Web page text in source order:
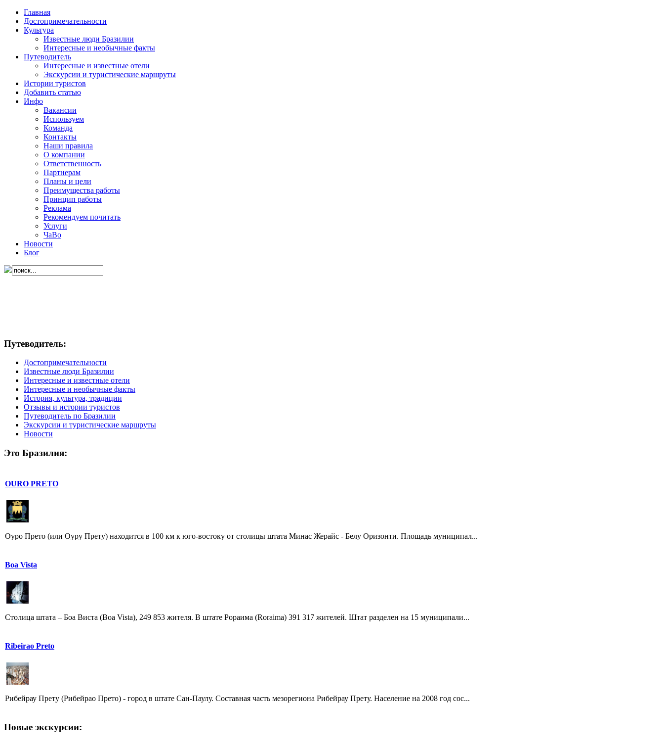
Главная
Достопримечательности
Культура
Известные люди Бразилии
Интересные и необычные факты
Путеводитель
Интересные и известные отели
Экскурсии и туристические маршруты
Истории туристов
Добавить статью
Инфо
Вакансии
Используем
Команда
Контакты
Наши правила
О компании
Ответственность
Партнерам
Планы и цели
Преимущества работы
Принцип работы
Реклама
Рекомендуем почитать
Услуги
ЧаВо
Новости
Блог
Путеводитель:
Достопримечательности
Известные люди Бразилии
Интересные и известные отели
Интересные и необычные факты
История, культура, традиции
Отзывы и истории туристов
Путеводитель по Бразилии
Экскурсии и туристические маршруты
Новости
Это Бразилия:
OURO PRETO
Оуро Прето (или Оуру Прету) находится в 100 км к юго-востоку от столицы штата Минас Жерайс - Белу Оризонти. Площадь муниципал...
Boa Vista
Столица штата – Боа Виста (Boa Vista), 249 853 жителя. В штате Рораима (Roraima) 391 317 жителей. Штат разделен на 15 муниципали...
Ribeirao Preto
Рибейрау Прету (Рибейрао Прето) - город в штате Сан-Паулу. Составная часть мезорегиона Рибейрау Прету. Население на 2008 год сос...
Новые экскурсии: